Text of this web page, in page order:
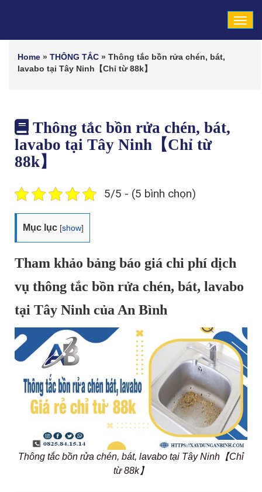
Home » THÔNG TẮC » Thông tắc bồn rửa chén, bát,
lavabo tại Tây Ninh【Chỉ từ 88k】
Thông tắc bồn rửa chén, bát,
lavabo tại Tây Ninh【Chỉ từ
88k】
5/5 - (5 bình chọn)
Mục lục [show]
Tham khảo bảng báo giá chi phí dịch
vụ thông tắc bồn rửa chén, bát, lavabo
tại Tây Ninh của An Bình
Thông tắc bồn rửa chén, bát, lavabo tại Tây Ninh【Chỉ
từ 88k】